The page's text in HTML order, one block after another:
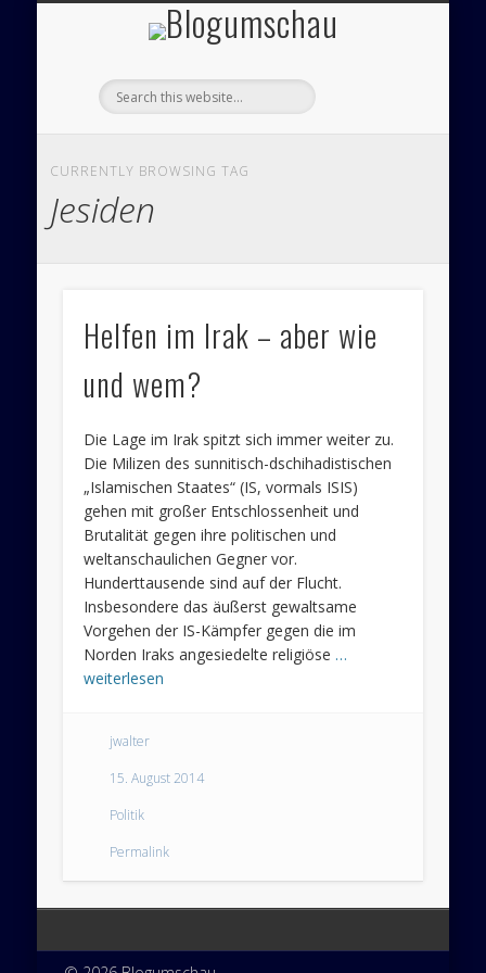
ÜBER UNS – BLOGUMSCHAU
ZEICHNUNGEN
CURRENTLY BROWSING TAG
Jesiden
Helfen im Irak – aber wie
und wem?
Die Lage im Irak spitzt sich immer weiter zu.
Die Milizen des sunnitisch-dschihadistischen
„Islamischen Staates“ (IS, vormals ISIS)
gehen mit großer Entschlossenheit und
Brutalität gegen ihre politischen und
weltanschaulichen Gegner vor.
Hunderttausende sind auf der Flucht.
Insbesondere das äußerst gewaltsame
Vorgehen der IS-Kämpfer gegen die im
Norden Iraks angesiedelte religiöse …
weiterlesen
jwalter
15. August 2014
Politik
Permalink